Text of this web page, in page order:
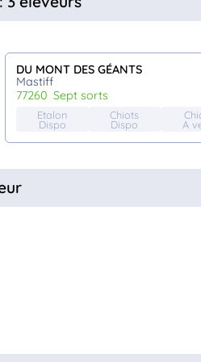
DU MONT DES GÉANTS
Mastiff
77260
sept sorts
Etalon
Dispo
Chiots
Dispo A